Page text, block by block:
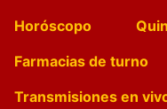
Horóscopo
Farmacias de turno
Transmisiones en